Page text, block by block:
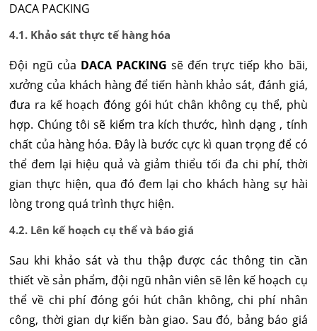
DACA PACKING
4.1. Khảo sát thực tế hàng hóa
Đội ngũ của DACA PACKING sẽ đến trực tiếp kho bãi,
xưởng của khách hàng để tiến hành khảo sát, đánh giá,
đưa ra kế hoạch đóng gói hút chân không cụ thể, phù
hợp. Chúng tôi sẽ kiểm tra kích thước, hình dạng , tính
chất của hàng hóa. Đây là bước cực kì quan trọng để có
thể đem lại hiệu quả và giảm thiểu tối đa chi phí, thời
gian thực hiện, qua đó đem lại cho khách hàng sự hài
lòng trong quá trình thực hiện.
4.2. Lên kế hoạch cụ thể và báo giá
Sau khi khảo sát và thu thập được các thông tin cần
thiết về sản phẩm, đội ngũ nhân viên sẽ lên kế hoạch cụ
thể về chi phí đóng gói hút chân không, chi phí nhân
công, thời gian dự kiến bàn giao. Sau đó, bảng báo giá